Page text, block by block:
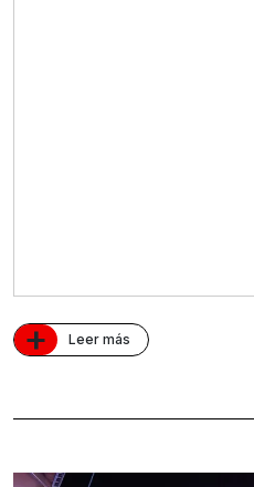
+ Leer más